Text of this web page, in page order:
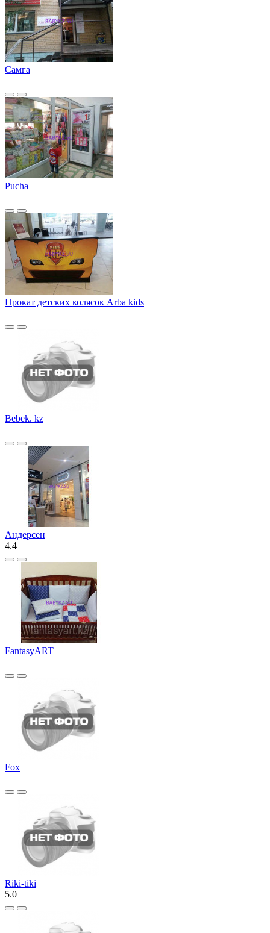
Самға
Pucha
Прокат детских колясок Arba kids
Bebek. kz
Андерсен
4.4
FantasyART
Fox
Riki-tiki
5.0